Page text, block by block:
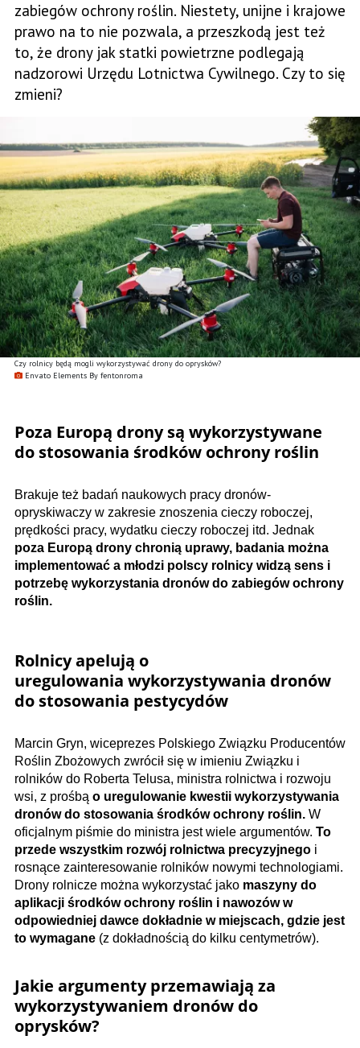
Czy rolnicy będą mogli wykorzystywać drony do oprysków?
Envato Elements By fentonroma
zabiegów ochrony roślin. Niestety, unijne i krajowe
prawo na to nie pozwala, a przeszkodą jest też
to, że drony jak statki powietrzne podlegają
nadzorowi Urzędu Lotnictwa Cywilnego. Czy to się
zmieni?
Poza Europą drony są wykorzystywane
do stosowania środków ochrony roślin
Brakuje też badań naukowych pracy dronów-
opryskiwaczy w zakresie znoszenia cieczy roboczej,
prędkości pracy, wydatku cieczy roboczej itd. Jednak
poza Europą drony chronią uprawy, badania można
implementować a młodzi polscy rolnicy widzą sens i
potrzebę wykorzystania dronów do zabiegów ochrony
roślin.
Rolnicy apelują o
uregulowania wykorzystywania dronów
do stosowania pestycydów
Marcin Gryn, wiceprezes Polskiego Związku Producentów
Roślin Zbożowych zwrócił się w imieniu Związku i
rolników do Roberta Telusa, ministra rolnictwa i rozwoju
wsi, z prośbą o uregulowanie kwestii wykorzystywania
dronów do stosowania środków ochrony roślin. W
oficjalnym piśmie do ministra jest wiele argumentów. To
przede wszystkim rozwój rolnictwa precyzyjnego i
rosnące zainteresowanie rolników nowymi technologiami.
Drony rolnicze można wykorzystać jako maszyny do
aplikacji środków ochrony roślin i nawozów w
odpowiedniej dawce dokładnie w miejscach, gdzie jest
to wymagane (z dokładnością do kilku centymetrów).
Jakie argumenty przemawiają za
wykorzystywaniem dronów do
oprysków?